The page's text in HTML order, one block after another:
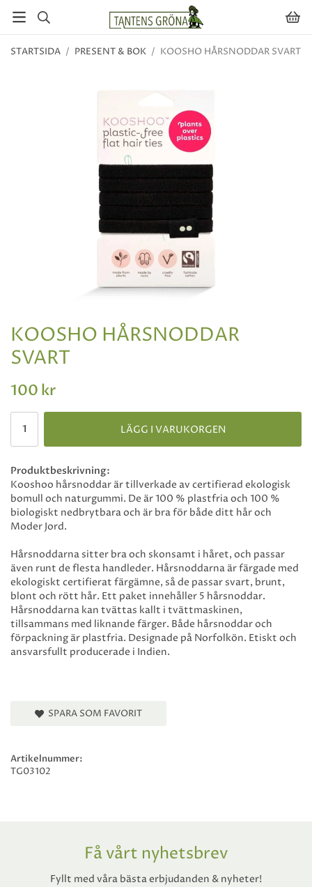
STARTSIDA / PRESENT & BOK / KOOSHO HÅRSNODDAR SVART
KOOSHO HÅRSNODDAR
SVART
100 kr
LÄGG I VARUKORGEN
Produktbeskrivning:
Kooshoo hårsnoddar är tillverkade av certifierad ekologisk
bomull och naturgummi. De är 100 % plastfria och 100 %
biologiskt nedbrytbara och är bra för både ditt hår och
Moder Jord.
Hårsnoddarna sitter bra och skonsamt i håret, och passar
även runt de flesta handleder. Hårsnoddarna är färgade med
ekologiskt certifierat färgämne, så de passar svart, brunt,
blont och rött hår. Ett paket innehåller 5 hårsnoddar.
Hårsnoddarna kan tvättas kallt i tvättmaskinen,
tillsammans med liknande färger. Både hårsnoddar och
förpackning är plastfria. Designade på Norfolkön. Etiskt och
ansvarsfullt producerade i Indien.
SPARA SOM FAVORIT
Artikelnummer:
TG03102
Få vårt nyhetsbrev
Fyllt med våra bästa erbjudanden & nyheter!